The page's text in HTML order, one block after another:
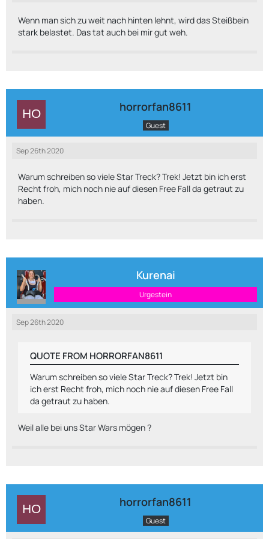
Wenn man sich zu weit nach hinten lehnt, wird das Steißbein
stark belastet. Das tat auch bei mir gut weh.
horrorfan8611
Guest
Sep 26th 2020
Warum schreiben so viele Star Treck? Trek! Jetzt bin ich erst
Recht froh, mich noch nie auf diesen Free Fall da getraut zu
haben.
Kurenai
Urgestein
Sep 26th 2020
QUOTE FROM HORRORFAN8611
Warum schreiben so viele Star Treck? Trek! Jetzt bin
ich erst Recht froh, mich noch nie auf diesen Free Fall
da getraut zu haben.
Weil alle bei uns Star Wars mögen ?
horrorfan8611
Guest